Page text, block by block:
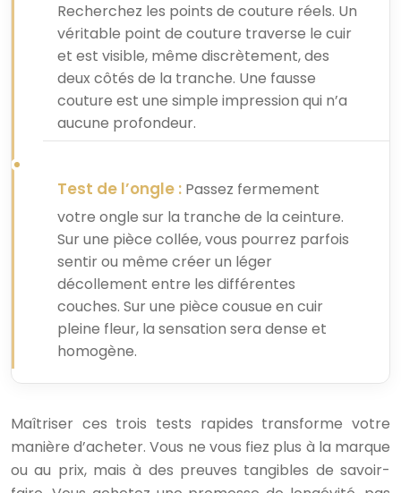
Recherchez les points de couture réels. Un
véritable point de couture traverse le cuir
et est visible, même discrètement, des
deux côtés de la tranche. Une fausse
couture est une simple impression qui n’a
aucune profondeur.
Test de l’ongle : Passez fermement
votre ongle sur la tranche de la ceinture.
Sur une pièce collée, vous pourrez parfois
sentir ou même créer un léger
décollement entre les différentes
couches. Sur une pièce cousue en cuir
pleine fleur, la sensation sera dense et
homogène.
Maîtriser ces trois tests rapides transforme votre
manière d’acheter. Vous ne vous fiez plus à la marque
ou au prix, mais à des preuves tangibles de savoir-